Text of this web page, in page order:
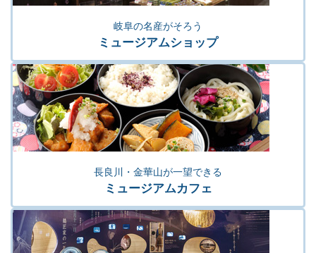
岐阜の名産がそろう
ミュージアムショップ
長良川・金華山が一望できる
ミュージアムカフェ